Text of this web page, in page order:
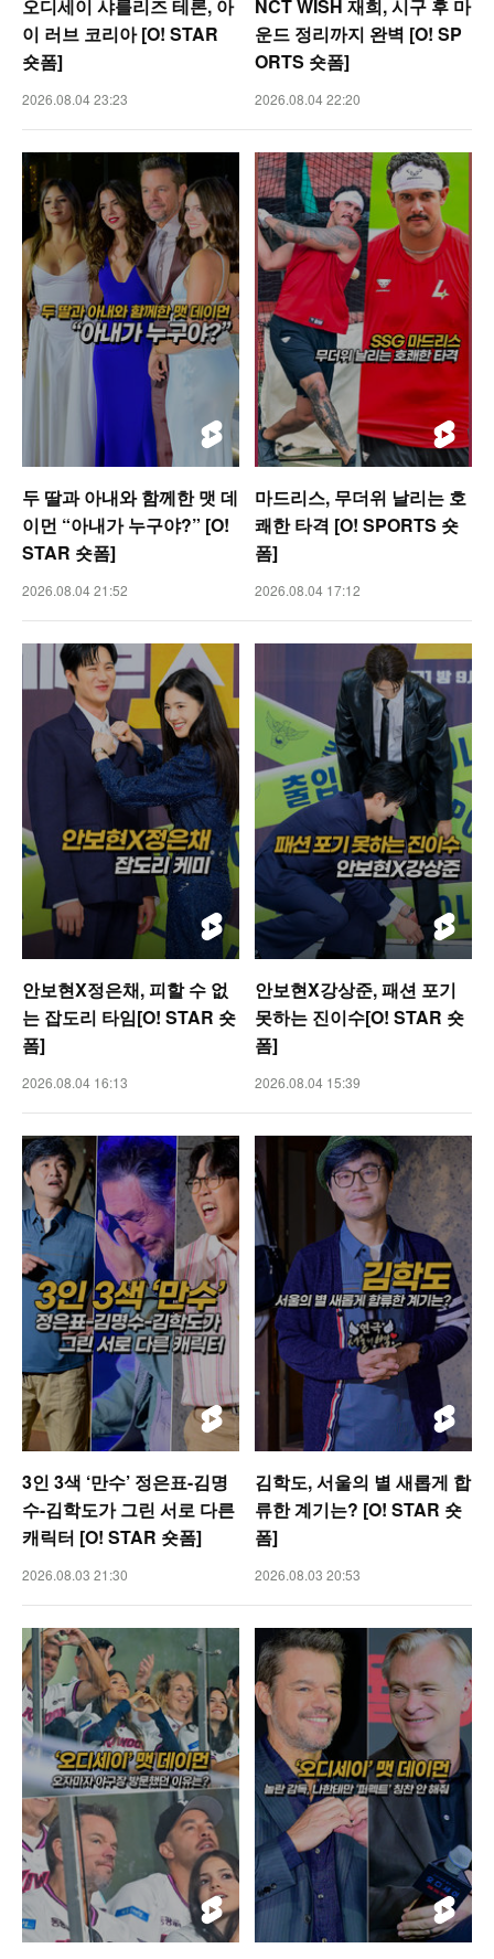
오디세이 샤를리즈 테론, 아
이 러브 코리아 [O! STAR
숏폼]
2026.08.04 23:23
NCT WISH 재희, 시구 후 마
운드 정리까지 완벽 [O! SP
ORTS 숏폼]
2026.08.04 22:20
두 딸과 아내와 함께한 맷 데
이먼 “아내가 누구야?” [O!
STAR 숏폼]
2026.08.04 21:52
마드리스, 무더위 날리는 호
쾌한 타격 [O! SPORTS 숏
폼]
2026.08.04 17:12
안보현X정은채, 피할 수 없
는 잡도리 타임[O! STAR 숏
폼]
2026.08.04 16:13
안보현X강상준, 패션 포기
못하는 진이수[O! STAR 숏
폼]
2026.08.04 15:39
3인 3색 ‘만수’ 정은표-김명
수-김학도가 그린 서로 다른
캐릭터 [O! STAR 숏폼]
2026.08.03 21:30
김학도, 서울의 별 새롭게 합
류한 계기는? [O! STAR 숏
폼]
2026.08.03 20:53